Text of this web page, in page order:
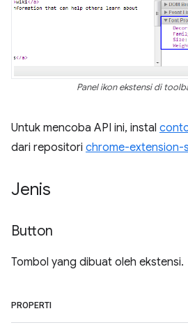
Panel ikon ekstensi di
Untuk mencoba API ini, instal
dari repositori chrome-extension-
Jenis
Button
Tombol yang dibuat oleh ekstensi.
PROPERTI